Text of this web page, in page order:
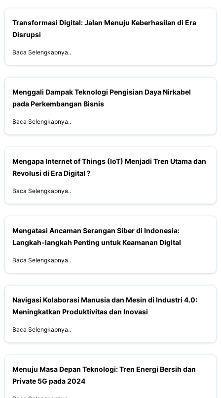
Transformasi Digital: Jalan Menuju Keberhasilan di Era
Disrupsi
Baca Selengkapnya..
Menggali Dampak Teknologi Pengisian Daya Nirkabel
pada Perkembangan Bisnis
Baca Selengkapnya..
Mengapa Internet of Things (IoT) Menjadi Tren Utama dan
Revolusi di Era Digital ?
Baca Selengkapnya..
Mengatasi Ancaman Serangan Siber di Indonesia:
Langkah-langkah Penting untuk Keamanan Digital
Baca Selengkapnya..
Navigasi Kolaborasi Manusia dan Mesin di Industri 4.0:
Meningkatkan Produktivitas dan Inovasi
Baca Selengkapnya..
Menuju Masa Depan Teknologi: Tren Energi Bersih dan
Private 5G pada 2024